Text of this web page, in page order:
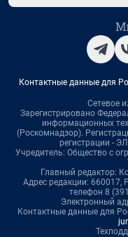
Контактные данные для
Сетевое
Зарегистрировано
информационных
(Роскомнадзор).
регистрации -
Учредитель: Общество с
Главный редактор:
Адрес редакции: 660017,
телефон 8
Электронный
Контактные данные для